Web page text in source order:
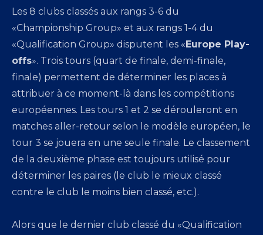
Les 8 clubs classés aux rangs 3-6 du
«Championship Group» et aux rangs 1-4 du
«Qualification Group» disputent les «Europe Play-
offs». Trois tours (quart de finale, demi-finale,
finale) permettent de déterminer les places à
attribuer à ce moment-là dans les compétitions
européennes. Les tours 1 et 2 se dérouleront en
matches aller-retour selon le modèle européen, le
tour 3 se jouera en une seule finale. Le classement
de la deuxième phase est toujours utilisé pour
déterminer les paires (le club le mieux classé
contre le club le moins bien classé, etc.).
Alors que le dernier club classé du «Qualification